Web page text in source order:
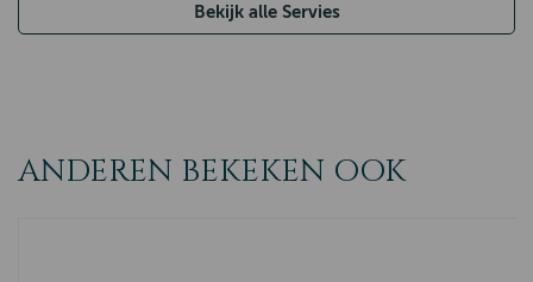
Bekijk alle Servies
ANDEREN BEKEKEN OOK